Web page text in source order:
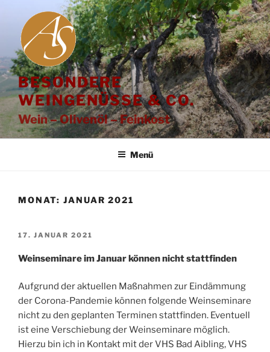
springen
BESONDERE
WEINGENÜSSE & CO.
Wein – Olivenöl – Feinkost
Menü
MONAT: JANUAR 2021
VERÖFFENTLICHT
17. JANUAR 2021
Weinseminare im Januar können nicht stattfinden
Aufgrund der aktuellen Maßnahmen zur Eindämmung
der Corona-Pandemie können folgende Weinseminare
nicht zu den geplanten Terminen stattfinden. Eventuell
ist eine Verschiebung der Weinseminare möglich.
Hierzu bin ich in Kontakt mit der VHS Bad Aibling, VHS